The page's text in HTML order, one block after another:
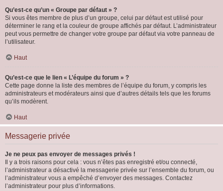
Qu’est-ce qu’un « Groupe par défaut » ?
Si vous êtes membre de plus d’un groupe, celui par défaut est utilisé pour
déterminer le rang et la couleur de groupe affichés par défaut. L’administrateur
peut vous permettre de changer votre groupe par défaut via votre panneau de
l’utilisateur.
Haut
Qu’est-ce que le lien « L’équipe du forum » ?
Cette page donne la liste des membres de l’équipe du forum, y compris les
administrateurs et modérateurs ainsi que d’autres détails tels que les forums
qu’ils modèrent.
Haut
Messagerie privée
Je ne peux pas envoyer de messages privés !
Il y a trois raisons pour cela : vous n’êtes pas enregistré et/ou connecté,
l’administrateur a désactivé la messagerie privée sur l’ensemble du forum, ou
l’administrateur vous a empêché d’envoyer des messages. Contactez
l’administrateur pour plus d’informations.